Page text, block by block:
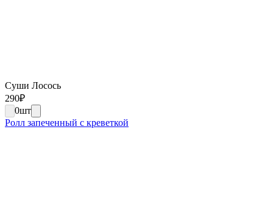
Суши Лосось
290₽
0шт
Ролл запеченный с креветкой